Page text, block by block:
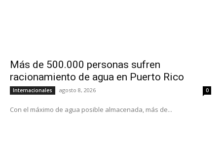
Más de 500.000 personas sufren
racionamiento de agua en Puerto Rico
Internacionales agosto 8, 2026 0
Con el máximo de agua posible almacenada, más de...